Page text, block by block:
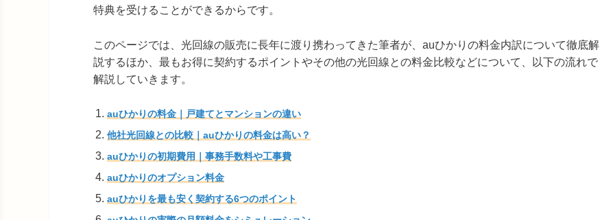
特典を受けることができるからです。
このページでは、光回線の販売に長年に渡り携わってきた筆者が、auひかりの料金内訳について徹底解
説するほか、最もお得に契約するポイントやその他の光回線との料金比較などについて、以下の流れで
解説していきます。
auひかりの料金｜戸建てとマンションの違い
他社光回線との比較｜auひかりの料金は高い？
auひかりの初期費用｜事務手数料や工事費
auひかりのオプション料金
auひかりを最も安く契約する6つのポイント